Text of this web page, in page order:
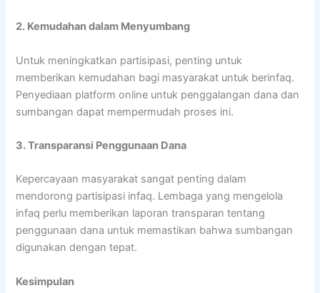
2. Kemudahan dalam Menyumbang
Untuk meningkatkan partisipasi, penting untuk
memberikan kemudahan bagi masyarakat untuk berinfaq.
Penyediaan platform online untuk penggalangan dana dan
sumbangan dapat mempermudah proses ini.
3. Transparansi Penggunaan Dana
Kepercayaan masyarakat sangat penting dalam
mendorong partisipasi infaq. Lembaga yang mengelola
infaq perlu memberikan laporan transparan tentang
penggunaan dana untuk memastikan bahwa sumbangan
digunakan dengan tepat.
Kesimpulan